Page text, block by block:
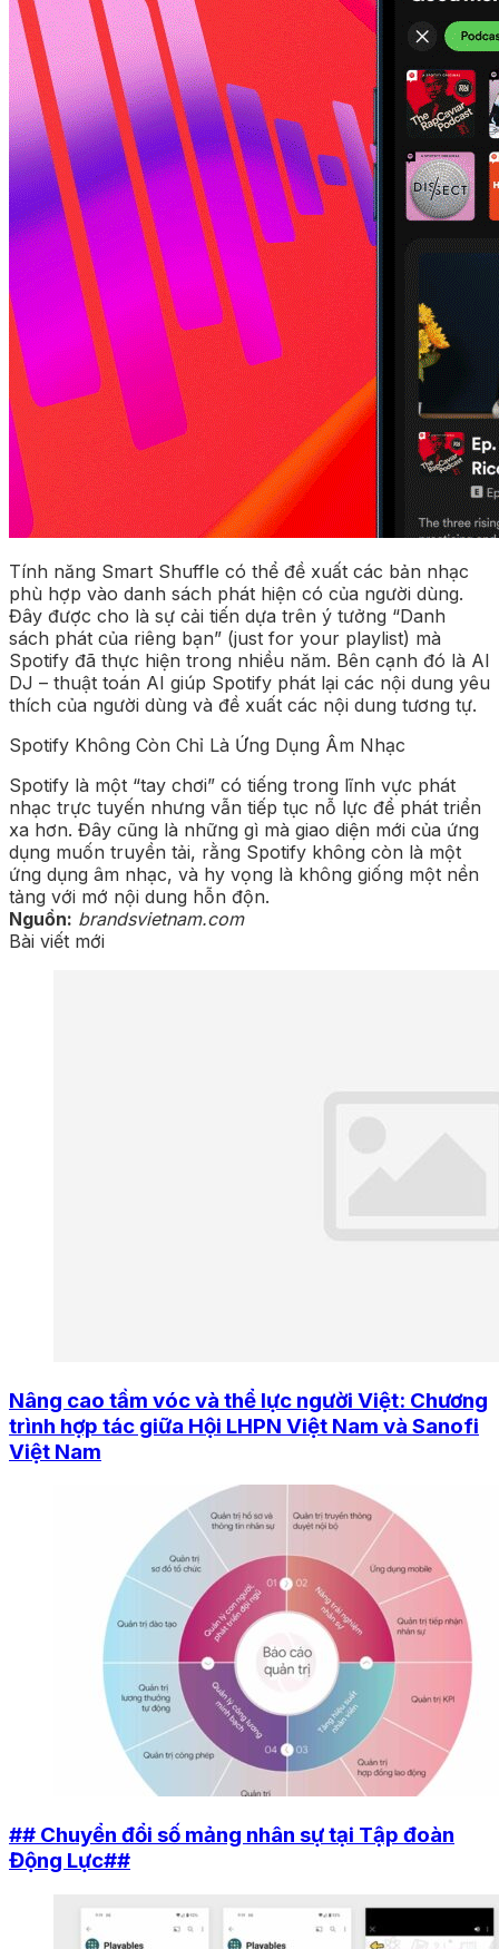
Tính năng Smart Shuffle có thể đề xuất các bản nhạc
phù hợp vào danh sách phát hiện có của người dùng.
Đây được cho là sự cải tiến dựa trên ý tưởng “Danh
sách phát của riêng bạn” (just for your playlist) mà
Spotify đã thực hiện trong nhiều năm. Bên cạnh đó là AI
DJ – thuật toán AI giúp Spotify phát lại các nội dung yêu
thích của người dùng và đề xuất các nội dung tương tự.
Spotify Không Còn Chỉ Là Ứng Dụng Âm Nhạc
Spotify là một “tay chơi” có tiếng trong lĩnh vực phát
nhạc trực tuyến nhưng vẫn tiếp tục nỗ lực để phát triển
xa hơn. Đây cũng là những gì mà giao diện mới của ứng
dụng muốn truyền tải, rằng Spotify không còn là một
ứng dụng âm nhạc, và hy vọng là không giống một nền
tảng với mớ nội dung hỗn độn.
Nguồn: brandsvietnam.com
Bài viết mới
Nâng cao tầm vóc và thể lực người Việt: Chương
trình hợp tác giữa Hội LHPN Việt Nam và Sanofi
Việt Nam
## Chuyển đổi số mảng nhân sự tại Tập đoàn
Động Lực##